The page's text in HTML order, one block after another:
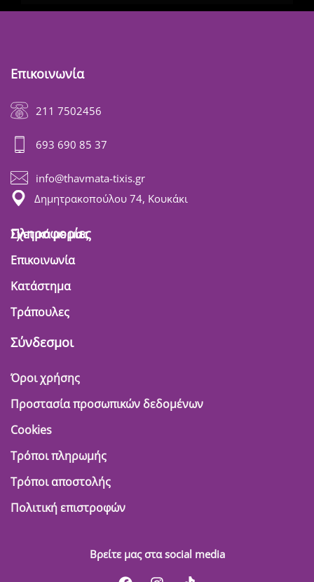
Επικοινωνία
211 7502456
693 690 85 37
info@thavmata-tixis.gr
Δημητρακοπούλου 74, Κουκάκι
Πληροφορίες
Σχετικά με μας
Επικοινωνία
Κατάστημα
Τράπουλες
Σύνδεσμοι
Όροι χρήσης
Προστασία προσωπικών δεδομένων
Cookies
Τρόποι πληρωμής
Τρόποι αποστολής
Πολιτική επιστροφών
Βρείτε μας στα social media